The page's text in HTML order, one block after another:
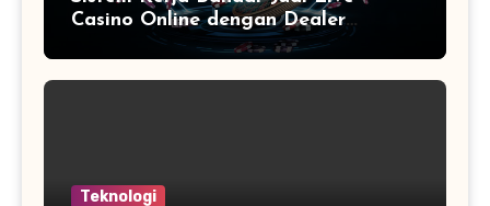
Casino Online dengan Dealer
Langsung
Teknologi